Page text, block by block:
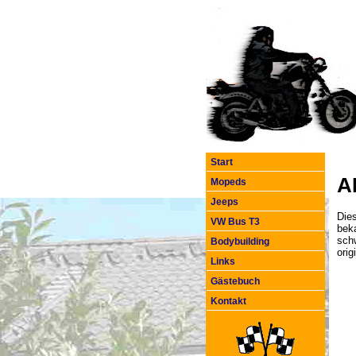
Start
Mopeds
Jeeps
VW Bus T3
Bodybuilding
Links
Gästebuch
Kontakt